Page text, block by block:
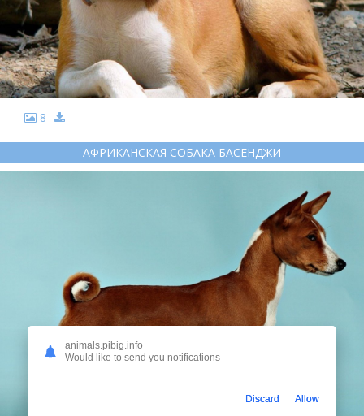
8
АФРИКАНСКАЯ СОБАКА БАСЕНДЖИ
animals.pibig.info
Would like to send you notifications
Discard Allow